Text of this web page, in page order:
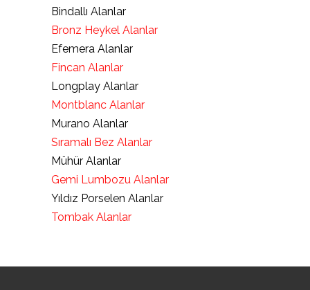
Bindallı Alanlar
Bronz Heykel Alanlar
Efemera Alanlar
Fincan Alanlar
Longplay Alanlar
Montblanc Alanlar
Murano Alanlar
Sıramalı Bez Alanlar
Mühür Alanlar
Gemi Lumbozu Alanlar
Yıldız Porselen Alanlar
Tombak Alanlar